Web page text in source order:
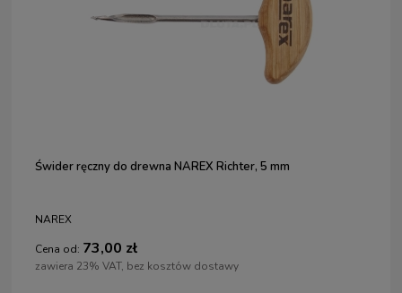
Świder ręczny do drewna NAREX Richter, 5 mm
NAREX
Cena od: 73,00 zł
zawiera 23% VAT, bez kosztów dostawy